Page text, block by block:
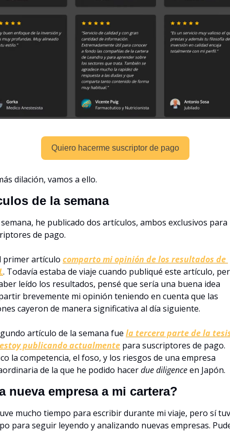
Quiero hacerme suscriptor de pago
dilación, vamos a ello.
de la semana
he publicado dos artículos, ambos exclusivos para
de pago.
primer artículo comparto mi opinión de los resultados de
. Todavía estaba de viaje cuando publiqué este artículo,
leído los resultados, pensé que sería una buena idea
brevemente mi opinión teniendo en cuenta que las
cayeron de manera significativa al día siguiente.
artículo de la semana fue la tercera parte de la
publicando actualmente para suscriptores de pago.
la competencia, el foso, y los riesgos de una empresa
de la que he podido hacer due diligence en Japón.
nueva empresa a mi cartera?
mucho tiempo para escribir durante mi viaje, pero sí
para seguir leyendo y analizando nuevas empresas.